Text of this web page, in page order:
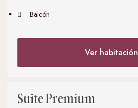
Balcón
Ver habitación
Suite Premium